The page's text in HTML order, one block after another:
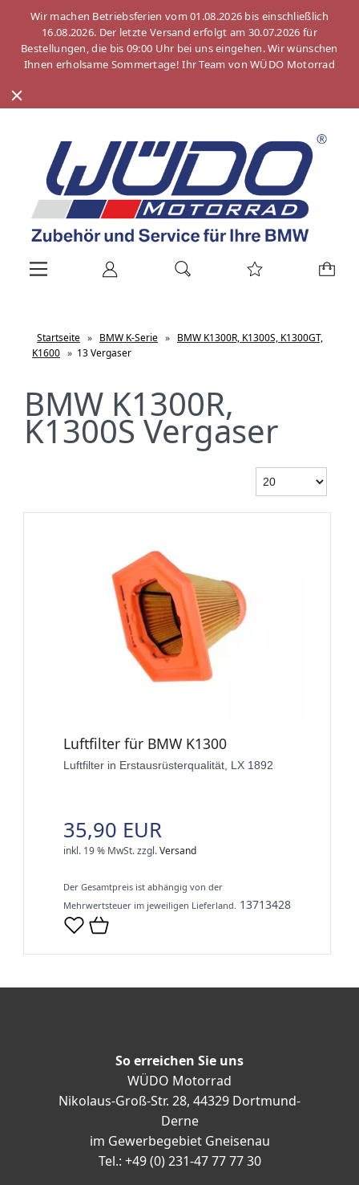
Wir machen Betriebsferien vom 01.08.2026 bis einschließlich
16.08.2026. Der letzte Versand erfolgt am 30.07.2026 für
Bestellungen, die bis 09:00 Uhr bei uns eingehen. Wir wünschen
Ihnen erholsame Sommertage! Ihr Team von WÜDO Motorrad
Startseite » BMW K-Serie » BMW K1300R, K1300S, K1300GT,
K1600 » 13 Vergaser
BMW K1300R,
K1300S Vergaser
Luftfilter für BMW K1300
Luftfilter in Erstausrüsterqualität, LX 1892
35,90 EUR
inkl. 19 % MwSt.zzgl.Versand
Der Gesamtpreis ist abhängig von der
Mehrwertsteuer im jeweiligen Lieferland. 13713428
So erreichen Sie uns
WÜDO Motorrad
Nikolaus-Groß-Str. 28, 44329 Dortmund-
Derne
im Gewerbegebiet Gneisenau
Tel.: +49 (0) 231-47 77 77 30